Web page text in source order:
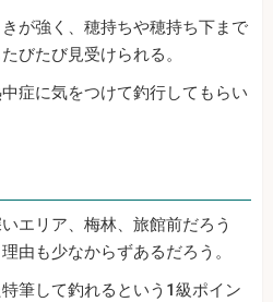
が強く、穂持ちや穂持ち下まで
びたび見受けられる。
症に気をつけて釣行してもらい
エリア、梅林、旅館前だろう
由も少なからずあるだろう。
筆して釣れるという1級ポイン